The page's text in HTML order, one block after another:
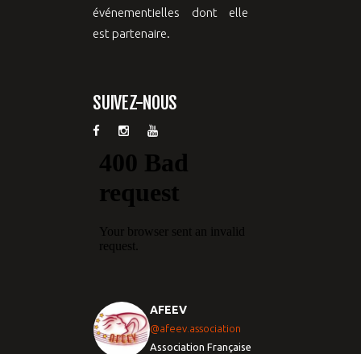
événementielles dont elle
est partenaire.
SUIVEZ-NOUS
AFEEV
@afeev.association
Association Française